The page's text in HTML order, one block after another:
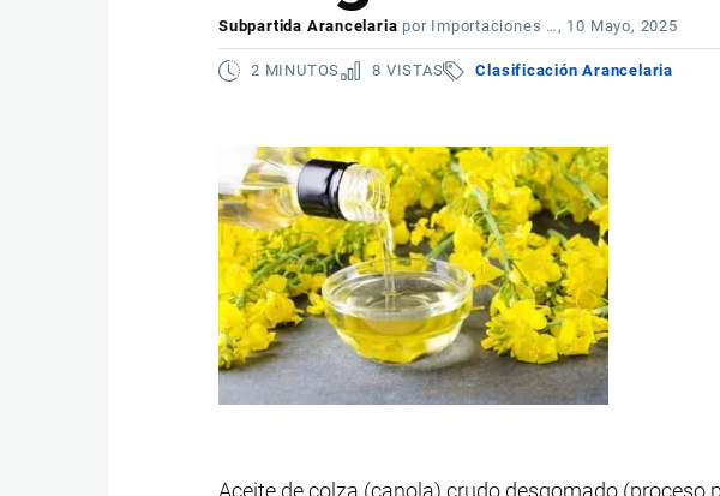
Subpartida Arancelaria por Importaciones …, 10 Mayo, 2025
2 MINUTOS 8 VISTAS Clasificación Arancelaria
Aceite de colza (canola) crudo desgomado (proceso